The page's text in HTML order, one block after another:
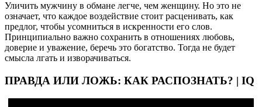
Уличить мужчину в обмане легче, чем женщину. Но это не
означает, что каждое воздействие стоит расценивать, как
предлог, чтобы усомниться в искренности его слов.
Принципиально важно сохранить в отношениях любовь,
доверие и уважение, беречь это богатство. Тогда не будет
смысла лгать и изворачиваться.
ПРАВДА ИЛИ ЛОЖЬ: КАК РАСПОЗНАТЬ? | IQ